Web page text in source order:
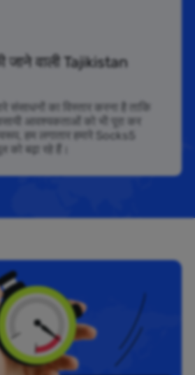
जाने वाली Tajikistan
संसाधनों का विस्तार करना है ताकि
आवश्यकताओं को भी पूरा कर
हम लगातार हमारे Socks5
को बढ़ा रहे हैं।